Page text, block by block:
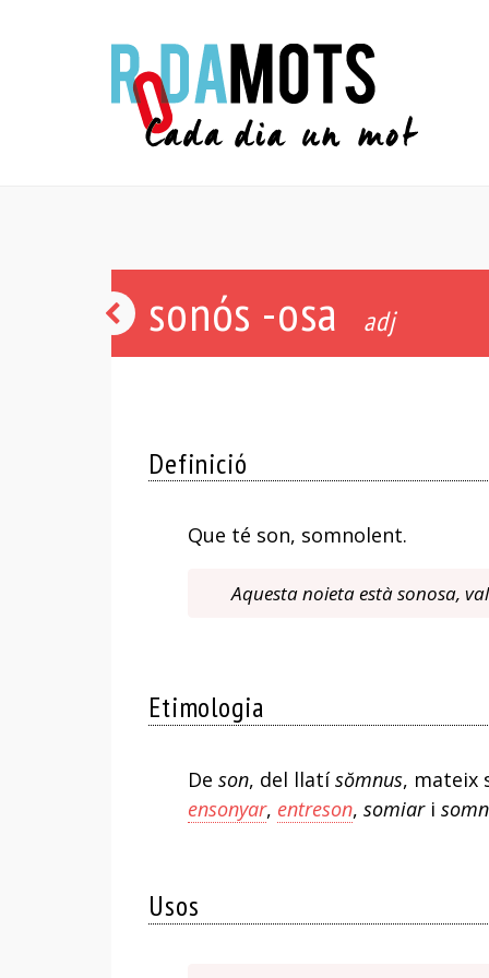
sonós -osa adj
Definició
Que té son, somnolent.
Aquesta noieta està sonosa,
Etimologia
De son, del llatísŏmnus, mateix
ensonyar, entreson, somiari
Usos
enganxós
-